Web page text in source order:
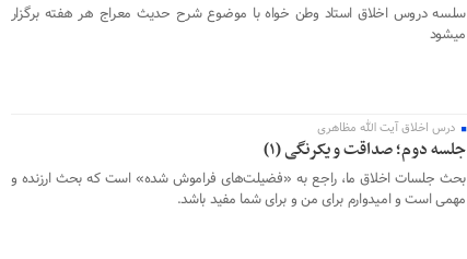
سلسه دروس اخلاق استاد وطن خواه با موضوع شرح حدیث معراج هر هفته برگزار
میشود
درس اخلاق آیت الله مظاهری
جلسه دوم؛ صداقت و یکرنگی (۱)
بحث جلسات اخلاق ما، راجع به «فضیلت‌های فراموش شده» است که بحث ارزنده­ و
مهمی است و امیدوارم برای من و برای شما مفید باشد.